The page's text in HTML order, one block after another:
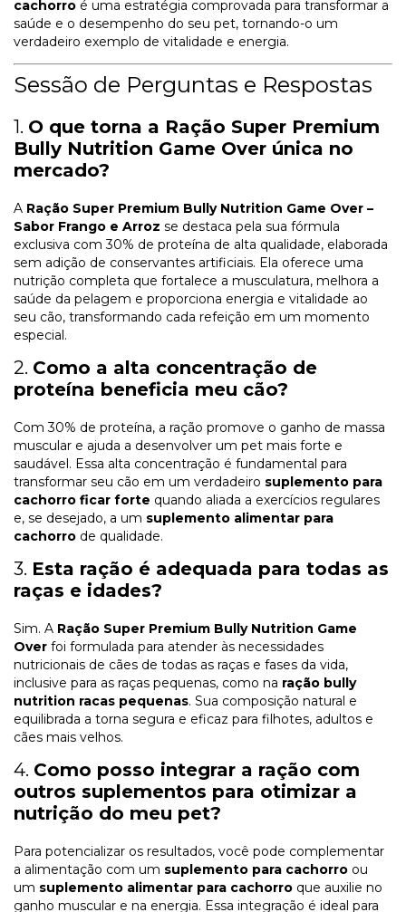
cachorro é uma estratégia comprovada para transformar a
saúde e o desempenho do seu pet, tornando-o um
verdadeiro exemplo de vitalidade e energia.
Sessão de Perguntas e Respostas
1. O que torna a Ração Super Premium
Bully Nutrition Game Over única no
mercado?
A Ração Super Premium Bully Nutrition Game Over –
Sabor Frango e Arroz se destaca pela sua fórmula
exclusiva com 30% de proteína de alta qualidade, elaborada
sem adição de conservantes artificiais. Ela oferece uma
nutrição completa que fortalece a musculatura, melhora a
saúde da pelagem e proporciona energia e vitalidade ao
seu cão, transformando cada refeição em um momento
especial.
2. Como a alta concentração de
proteína beneficia meu cão?
Com 30% de proteína, a ração promove o ganho de massa
muscular e ajuda a desenvolver um pet mais forte e
saudável. Essa alta concentração é fundamental para
transformar seu cão em um verdadeiro suplemento para
cachorro ficar forte quando aliada a exercícios regulares
e, se desejado, a um suplemento alimentar para
cachorro de qualidade.
3. Esta ração é adequada para todas as
raças e idades?
Sim. A Ração Super Premium Bully Nutrition Game
Over foi formulada para atender às necessidades
nutricionais de cães de todas as raças e fases da vida,
inclusive para as raças pequenas, como na ração bully
nutrition racas pequenas. Sua composição natural e
equilibrada a torna segura e eficaz para filhotes, adultos e
cães mais velhos.
4. Como posso integrar a ração com
outros suplementos para otimizar a
nutrição do meu pet?
Para potencializar os resultados, você pode complementar
a alimentação com um suplemento para cachorro ou
um suplemento alimentar para cachorro que auxilie no
ganho muscular e na energia. Essa integração é ideal para